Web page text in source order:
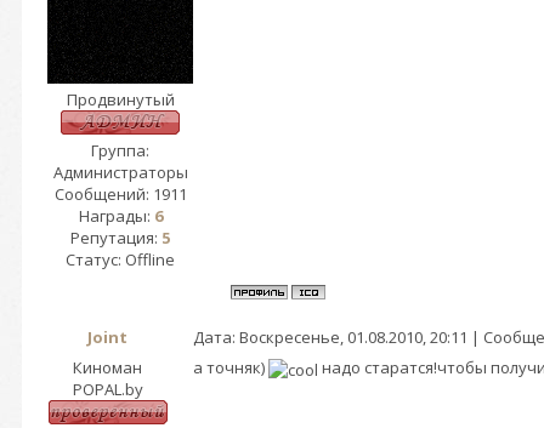
Продвинутый
Группа:
Администраторы
Сообщений: 1911
Награды: 6
Репутация: 5
Статус: Offline
Joint
Дата: Воскресенье, 01.08.2010, 20:11 |
Киноман
POPAL.by
а точняк) надо старатся!чтобы